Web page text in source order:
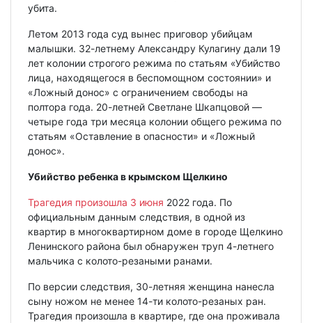
убита.
Летом 2013 года суд вынес приговор убийцам
малышки. 32-летнему Александру Кулагину дали 19
лет колонии строгого режима по статьям «Убийство
лица, находящегося в беспомощном состоянии» и
«Ложный донос» с ограничением свободы на
полтора года. 20-летней Светлане Шкапцовой —
четыре года три месяца колонии общего режима по
статьям «Оставление в опасности» и «Ложный
донос».
Убийство ребенка в крымском Щелкино
Трагедия произошла 3 июня 2022 года. По
официальным данным следствия, в одной из
квартир в многоквартирном доме в городе Щелкино
Ленинского района был обнаружен труп 4-летнего
мальчика с колото-резаными ранами.
По версии следствия, 30-летняя женщина нанесла
сыну ножом не менее 14-ти колото-резаных ран.
Трагедия произошла в квартире, где она проживала